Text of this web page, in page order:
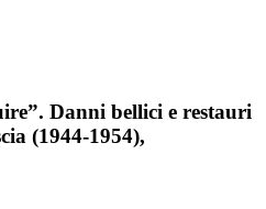
Danni bellici e restauri
(1944-1954),